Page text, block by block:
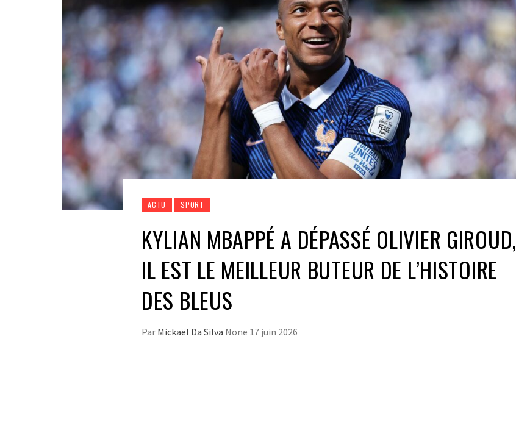
ACTU SPORT
KYLIAN MBAPPÉ A DÉPASSÉ OLIVIER GIROUD,
IL EST LE MEILLEUR BUTEUR DE L’HISTOIRE
DES BLEUS
Par Mickaël Da Silva None 17 juin 2026